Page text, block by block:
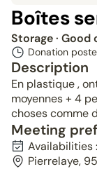
Boîtes
Storage·
Donation
Description
En plastique ,
moyennes + 4
choses comme
Meeting
Availabilities
Pierrelaye,